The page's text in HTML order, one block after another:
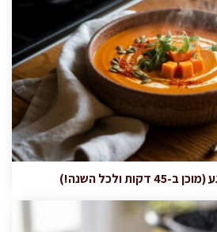
ולכל השנה!)